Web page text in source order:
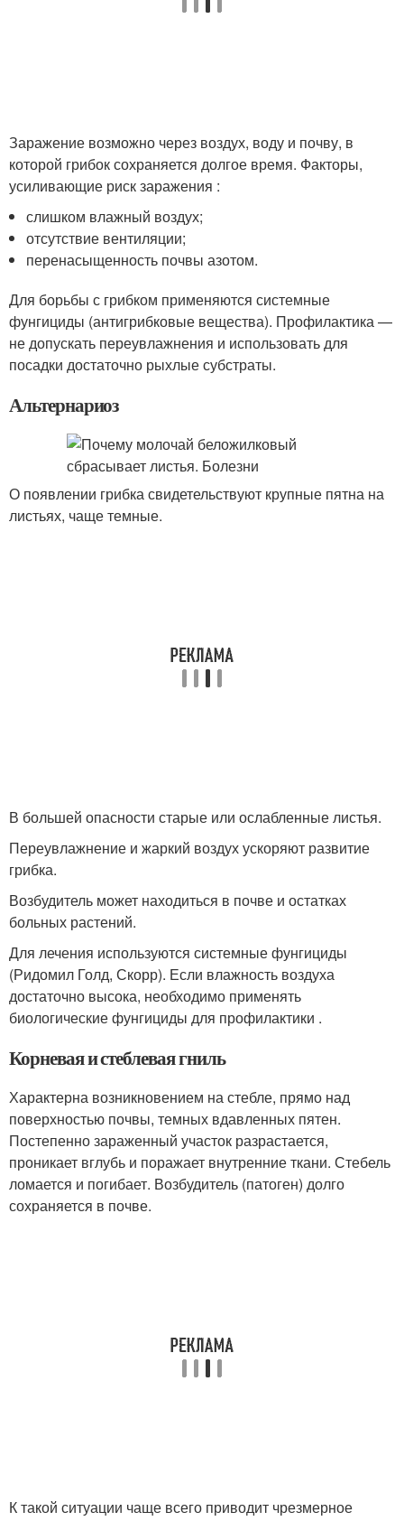
Заражение возможно через воздух, воду и почву, в
которой грибок сохраняется долгое время. Факторы,
усиливающие риск заражения :
слишком влажный воздух;
отсутствие вентиляции;
перенасыщенность почвы азотом.
Для борьбы с грибком применяются системные
фунгициды (антигрибковые вещества). Профилактика —
не допускать переувлажнения и использовать для
посадки достаточно рыхлые субстраты.
Альтернариоз
О появлении грибка свидетельствуют крупные пятна на
листьях, чаще темные.
В большей опасности старые или ослабленные листья.
Переувлажнение и жаркий воздух ускоряют развитие
грибка.
Возбудитель может находиться в почве и остатках
больных растений.
Для лечения используются системные фунгициды
(Ридомил Голд, Скорр). Если влажность воздуха
достаточно высока, необходимо применять
биологические фунгициды для профилактики .
Корневая и стеблевая гниль
Характерна возникновением на стебле, прямо над
поверхностью почвы, темных вдавленных пятен.
Постепенно зараженный участок разрастается,
проникает вглубь и поражает внутренние ткани. Стебель
ломается и погибает. Возбудитель (патоген) долго
сохраняется в почве.
К такой ситуации чаще всего приводит чрезмерное